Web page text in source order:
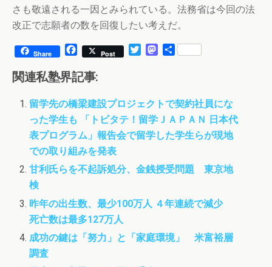
さも敬遠される一因とみられている。法務省は今回の法
改正で志願者の数を回復したい考えだ。
Share
F
c
e
b
o
k
Post
e
r
M
o
d
o
n
共
関連私塾界記事:
留学先の橋梁建設プロジェクトで契約社員にな
った学生も 「トビタテ！留学ＪＡＰＡＮ 日本代
表プログラム」報告会で留学した学生らが現地
での取り組みを発表
甘利氏らを不起訴処分、金銭授受問題 東京地
検
昨年の出生数、最少100万人 ４年連続で減少
死亡数は最多127万人
成功の鍵は「努力」と「家庭環境」 米富裕層
調査